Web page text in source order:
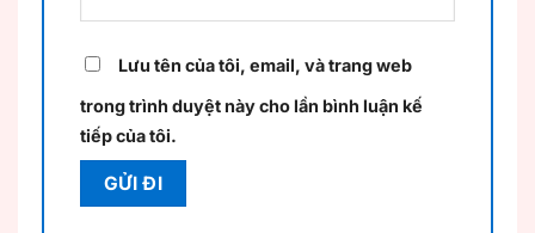
Lưu tên của tôi, email, và trang web
trong trình duyệt này cho lần bình luận kế
tiếp của tôi.